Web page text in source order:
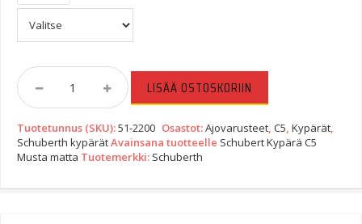
Schuberth
Kypärä
Musta
Matta
Quantity
LISÄÄ OSTOSKORIIN
Tuotetunnus (SKU):51-2200 Osastot:Ajovarusteet, C5, Kypärät,
Schuberth kypärätAvainsana tuotteelle Schubert Kypärä C5
Musta matta Tuotemerkki: Schuberth